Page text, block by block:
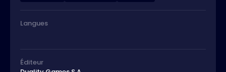
Langues
Éditeur